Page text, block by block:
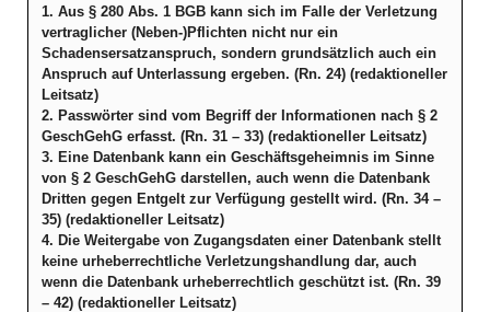
1. Aus § 280 Abs. 1 BGB kann sich im Falle der Verletzung
vertraglicher (Neben-)Pflichten nicht nur ein
Schadensersatzanspruch, sondern grundsätzlich auch ein
Anspruch auf Unterlassung ergeben. (Rn. 24) (redaktioneller
Leitsatz)
2. Passwörter sind vom Begriff der Informationen nach § 2
GeschGehG erfasst. (Rn. 31 – 33) (redaktioneller Leitsatz)
3. Eine Datenbank kann ein Geschäftsgeheimnis im Sinne
von § 2 GeschGehG darstellen, auch wenn die Datenbank
Dritten gegen Entgelt zur Verfügung gestellt wird. (Rn. 34 –
35) (redaktioneller Leitsatz)
4. Die Weitergabe von Zugangsdaten einer Datenbank stellt
keine urheberrechtliche Verletzungshandlung dar, auch
wenn die Datenbank urheberrechtlich geschützt ist. (Rn. 39
– 42) (redaktioneller Leitsatz)